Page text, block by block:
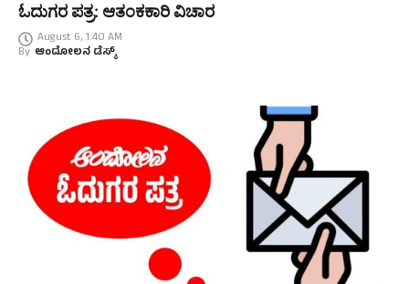
ಓದುಗರ ಪತ್ರ: ಆತಂಕಕಾರಿ ವಿಚಾರ
August 6, 1:40 AM
By ಆಂದೋಲನ ಡೆಸ್ಕ್